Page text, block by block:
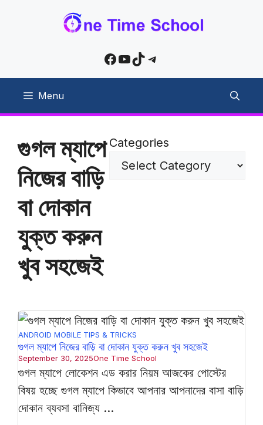
Facebook
YouTube
TikTokTelegram
Menu
গুগল ম্যাপে
নিজের বাড়ি
বা দোকান
যুক্ত করুন
খুব সহজেই
Categories
ANDROID MOBILE TIPS & TRICKS
গুগল ম্যাপে নিজের বাড়ি বা দোকান যুক্ত করুন খুব সহজেই
September 30, 2025One Time School
গুগল ম্যাপে লোকেশন এড করার নিয়ম আজকের পোস্টের
বিষয় হচ্ছে গুগল ম্যাপে কিভাবে আপনার আপনাদের বাসা বাড়ি
দোকান ব্যবসা বানিজ্য ...